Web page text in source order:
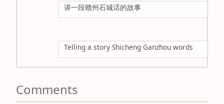
讲一段赣州石城话的故事
Telling a story Shicheng Ganzhou words
Comments